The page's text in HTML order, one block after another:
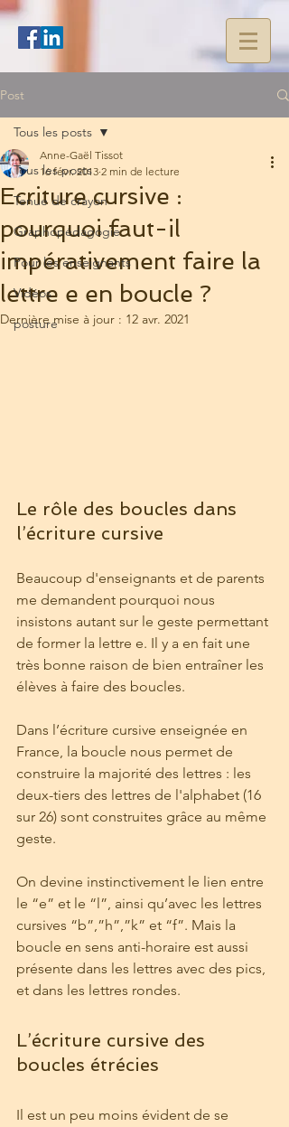
Post
Tous les posts
Tenue de crayon
Graphopédagogie
Pour les enseignants
Vidéos
posture
Tous les posts
Ecriture cursive :
pourquoi faut-il
impérativement faire la
lettre e en boucle ?
Anne-Gaël Tissot
16 févr. 2013 2 min de lecture
Dernière mise à jour : 12 avr. 2021
Le rôle des boucles dans
l’écriture cursive
Beaucoup d'enseignants et de parents
me demandent pourquoi nous
insistons autant sur le geste permettant
de former la lettre e. Il y a en fait une
très bonne raison de bien entraîner les
élèves à faire des boucles.
Dans l’écriture cursive enseignée en
France, la boucle nous permet de
construire la majorité des lettres : les
deux-tiers des lettres de l'alphabet (16
sur 26) sont construites grâce au même
geste.
On devine instinctivement le lien entre
le “e” et le “l”, ainsi qu’avec les lettres
cursives “b”,”h”,”k” et “f”. Mais la
boucle en sens anti-horaire est aussi
présente dans les lettres avec des pics,
et dans les lettres rondes.
L’écriture cursive des
boucles étrécies
Il est un peu moins évident de se